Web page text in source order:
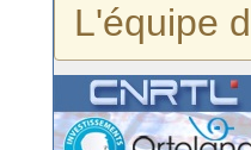
L'équipe